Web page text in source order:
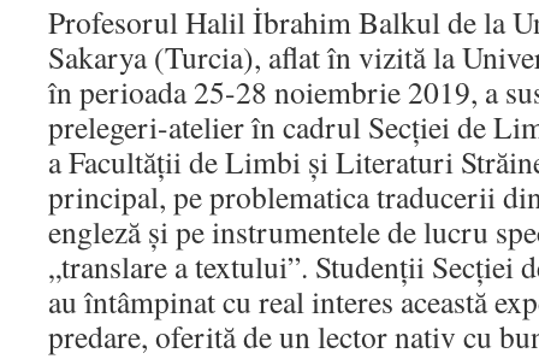
Profesorul Halil İbrahim Balkul de la
Sakarya (Turcia), aflat în vizită la
în perioada 25-28 noiembrie 2019, a
prelegeri-atelier în cadrul Secției de
a Facultății de Limbi și Literaturi
principal, pe problematica traducerii
engleză și pe instrumentele de lucru
„translare a textului”. Studenții Secției
au întâmpinat cu real interes această
predare, oferită de un lector nativ cu